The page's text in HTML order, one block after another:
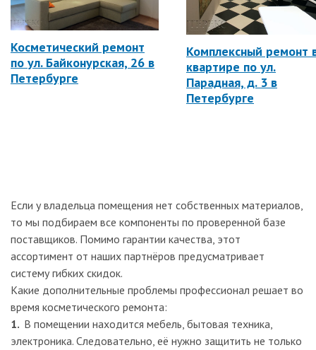
Косметический ремонт
по ул. Байконурская, 26 в
Петербурге
Комплексный ремонт
квартире по ул.
Парадная, д. 3 в
Петербурге
Если у владельца помещения нет собственных материалов,
то мы подбираем все компоненты по проверенной базе
поставщиков. Помимо гарантии качества, этот
ассортимент от наших партнёров предусматривает
систему гибких скидок.
Какие дополнительные проблемы профессионал решает во
время косметического ремонта:
В помещении находится мебель, бытовая техника,
электроника. Следовательно, её нужно защитить не только